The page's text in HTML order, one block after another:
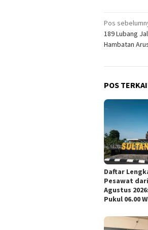
pos
Pos
189 Lubang
Hambatan
POS
Daftar
Pesawat
Agustus
Pukul 06.00